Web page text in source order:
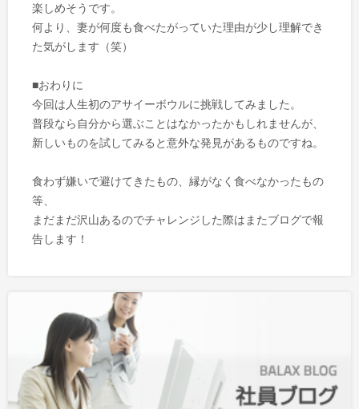
楽しめそうです。
何より、妻が何度も食べたがっていた理由が少し理解でき
た気がします（笑）
■おわりに
今回は人生初のアサイーボウルに挑戦してみました。
普段なら自分から選ぶことはなかったかもしれませんが、
新しいものを試してみると意外な発見があるものですね。
食わず嫌いで避けてきたもの、縁がなく食べなかったもの
等、
まだまだ沢山あるのでチャレンジした際はまたブログで報
告します！